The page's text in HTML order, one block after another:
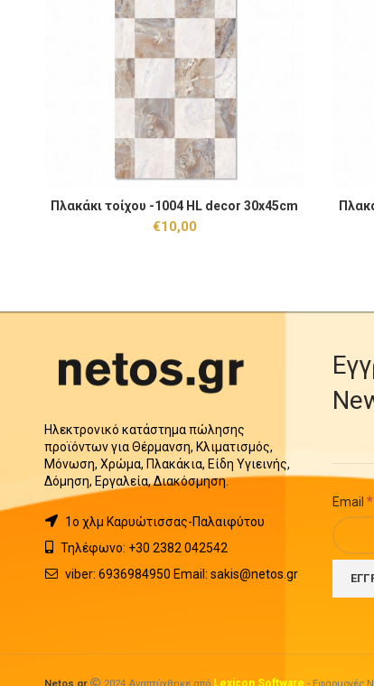
Πλακάκι τοίχου -1004 HL decor 30x45cm ποσότητα
ΠΡΟΣΘΉΚΗ ΣΤΟ ΚΑΛΆΘΙ
Πλακάκι τοίχου -1004 HL decor 30x45cm
€10,00
Ηλεκτρονικό κατάστημα πώλησης
προϊόντων για Θέρμανση, Κλιματισμός,
Μόνωση, Χρώμα, Πλακάκια, Είδη Υγιεινής,
Δόμηση, Εργαλεία, Διακόσμηση.
1o χλμ Καρυώτισσας-Παλαιφύτου
Τηλέφωνο: +30 2382 042542
viber: 6936984950 Email: sakis@netos.gr
Email *
Lexicon Software